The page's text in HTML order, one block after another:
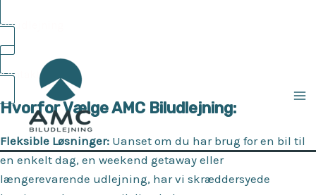
Biludlejning
Kontakt os
Hvorfor Vælge AMC Biludlejning:
Fleksible Løsninger: Uanset om du har brug for en bil til
en enkelt dag, en weekend getaway eller
længerevarende udlejning, har vi skræddersyede